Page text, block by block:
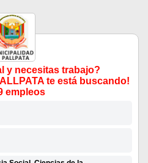
y necesitas trabajo?
te está buscando!
empleos